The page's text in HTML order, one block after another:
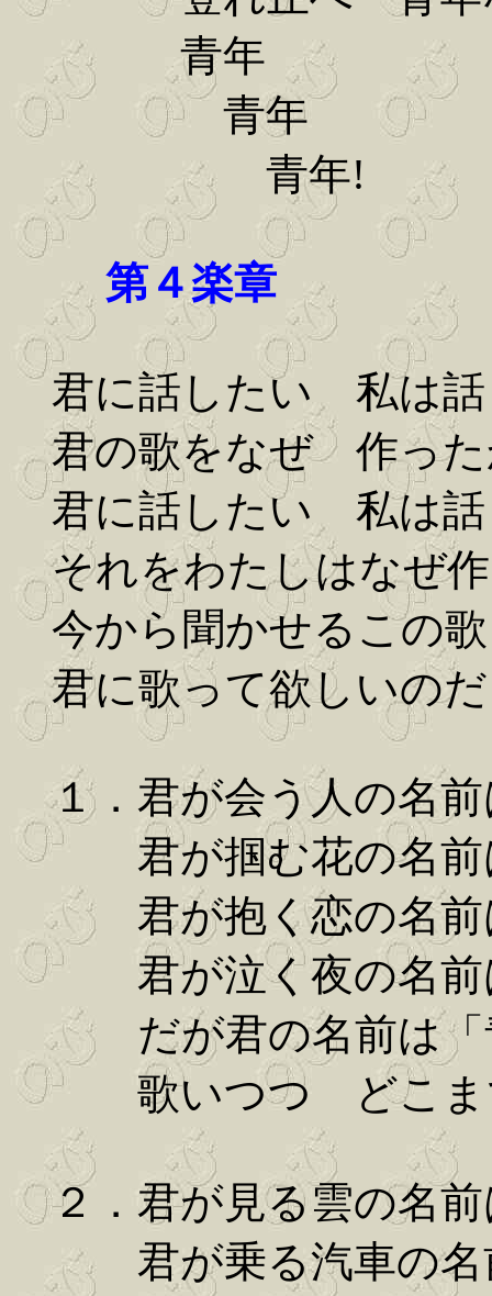
青年
青年
青年!
第４楽章
君に話したい 私は話
君の歌をなぜ 作った
君に話したい 私は話
それをわたしはなぜ
今から聞かせるこの
君に歌って欲しいのだ
１．君が会う人の名前
君が掴む花の名前
君が抱く恋の名前
君が泣く夜の名前
だが君の名前は「青
歌いつつ どこま
２．君が見る雲の名前
君が乗る汽車の名